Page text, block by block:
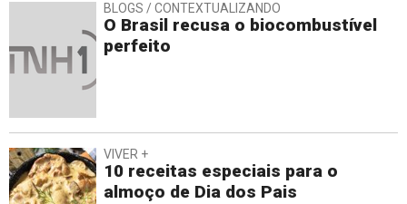
BLOGS / CONTEXTUALIZANDO
O Brasil recusa o biocombustível
perfeito
VIVER +
10 receitas especiais para o
almoço de Dia dos Pais